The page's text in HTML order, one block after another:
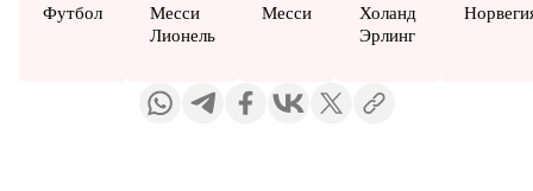
Футбол
Месси
Лионель
Месси
Холанд
Эрлинг